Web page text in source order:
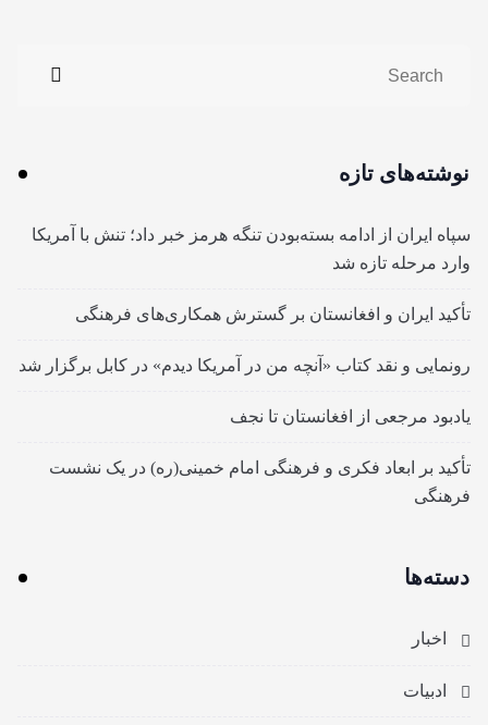
نوشته‌های تازه
سپاه ایران از ادامه بسته‌بودن تنگه هرمز خبر داد؛ تنش با آمریکا
وارد مرحله تازه شد
تأکید ایران و افغانستان بر گسترش همکاری‌های فرهنگی
رونمایی و نقد کتاب «آنچه من در آمریکا دیدم» در کابل برگزار شد
یادبود مرجعی از افغانستان تا نجف
تأکید بر ابعاد فکری و فرهنگی امام خمینی(ره) در یک نشست
فرهنگی
دسته‌ها
اخبار
ادبیات